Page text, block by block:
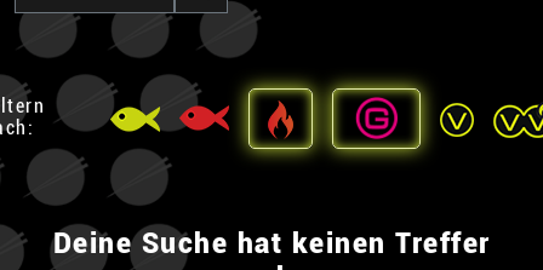
Deine Suche hat keinen Treffer